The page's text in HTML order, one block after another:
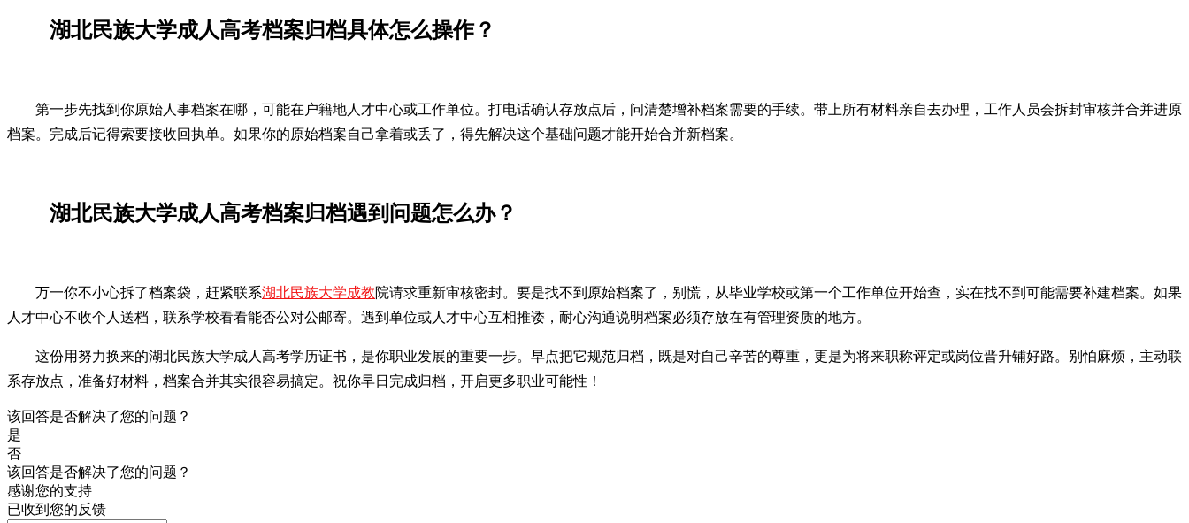
湖北民族大学成人高考档案归档具体怎么操作？
第一步先找到你原始人事档案在哪，可能在户籍地人才中心或工作单位。打电话确认存放点后，问清楚增补档案需要的手续。带上所有材料亲自去办理，工作人员会拆封审核并合并进原
档案。完成后记得索要接收回执单。如果你的原始档案自己拿着或丢了，得先解决这个基础问题才能开始合并新档案。
湖北民族大学成人高考档案归档遇到问题怎么办？
万一你不小心拆了档案袋，赶紧联系湖北民族大学成教院请求重新审核密封。要是找不到原始档案了，别慌，从毕业学校或第一个工作单位开始查，实在找不到可能需要补建档案。如果
人才中心不收个人送档，联系学校看看能否公对公邮寄。遇到单位或人才中心互相推诿，耐心沟通说明档案必须存放在有管理资质的地方。
这份用努力换来的湖北民族大学成人高考学历证书，是你职业发展的重要一步。早点把它规范归档，既是对自己辛苦的尊重，更是为将来职称评定或岗位晋升铺好路。别怕麻烦，主动联
系存放点，准备好材料，档案合并其实很容易搞定。祝你早日完成归档，开启更多职业可能性！
该回答是否解决了您的问题？
是
否
该回答是否解决了您的问题？
感谢您的支持
已收到您的反馈